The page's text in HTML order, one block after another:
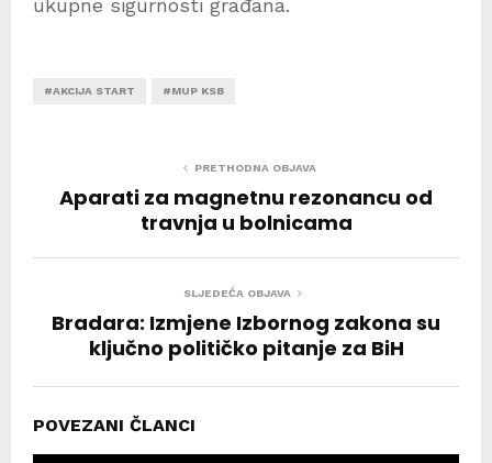
ukupne sigurnosti građana.
#AKCIJA START #MUP KSB
PRETHODNA OBJAVA
Aparati za magnetnu rezonancu od
travnja u bolnicama
SLJEDEĆA OBJAVA
Bradara: Izmjene Izbornog zakona su
ključno političko pitanje za BiH
POVEZANI ČLANCI